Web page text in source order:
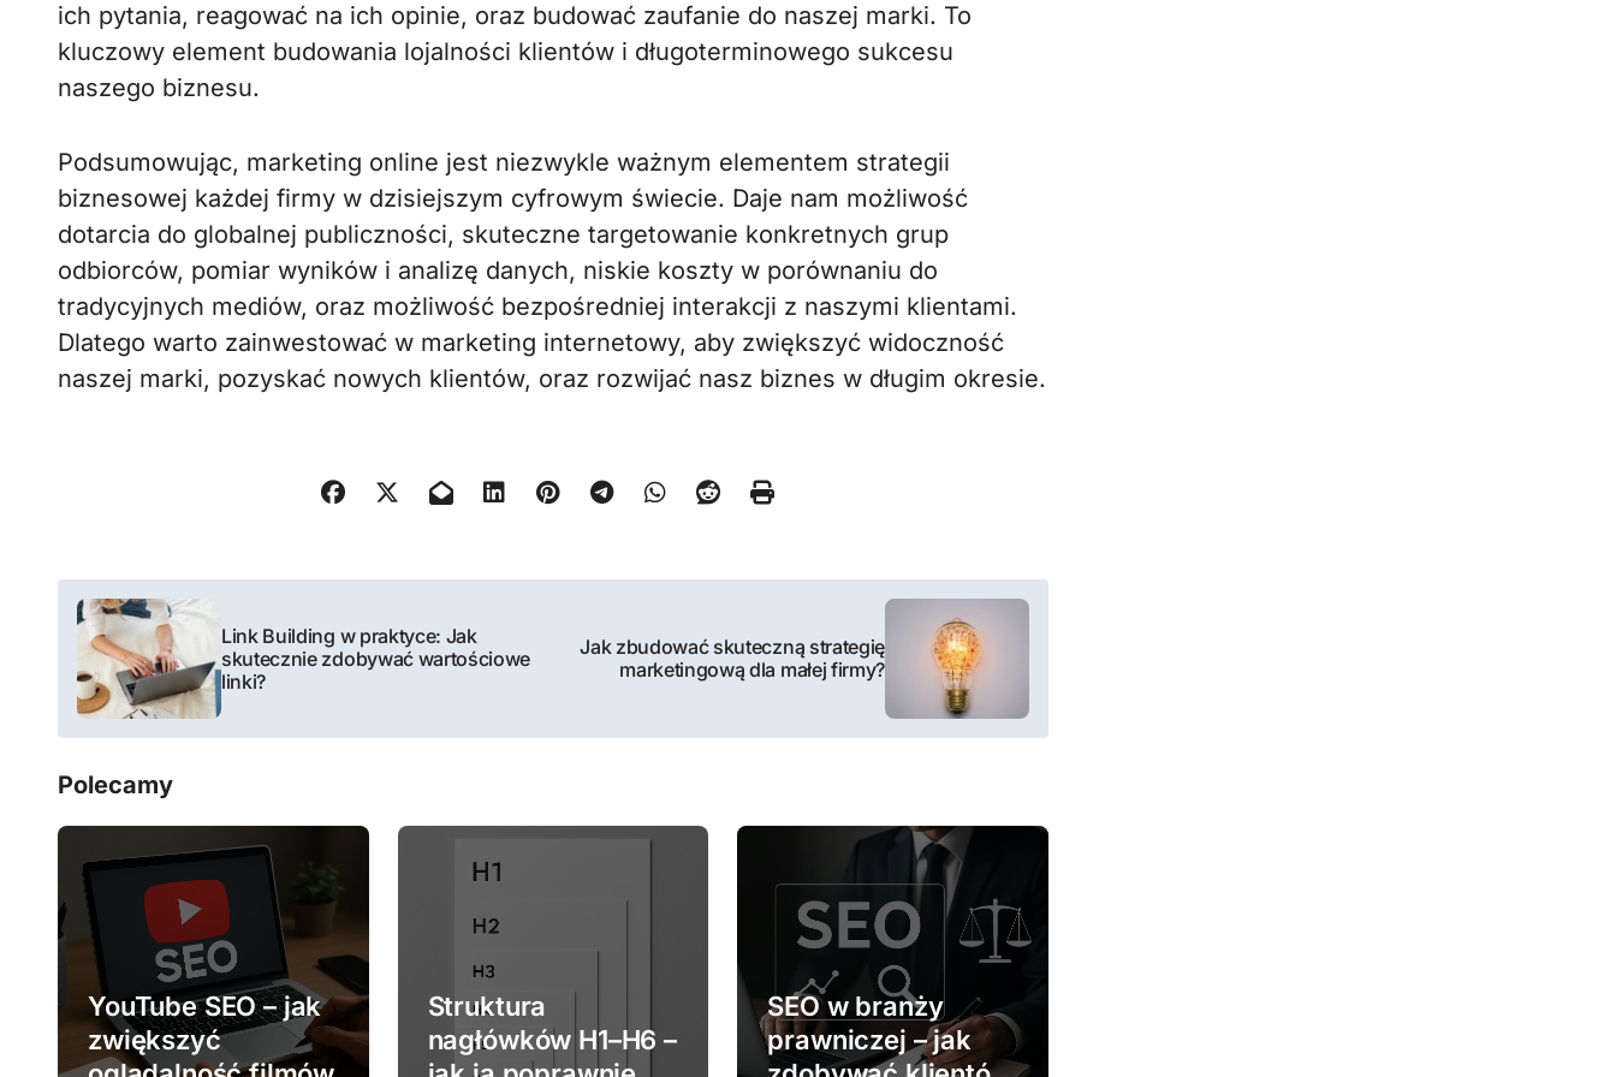
ich pytania, reagować na ich opinie, oraz budować zaufanie do naszej marki. To
kluczowy element budowania lojalności klientów i długoterminowego sukcesu
naszego biznesu.
Podsumowując, marketing online jest niezwykle ważnym elementem strategii
biznesowej każdej firmy w dzisiejszym cyfrowym świecie. Daje nam możliwość
dotarcia do globalnej publiczności, skuteczne targetowanie konkretnych grup
odbiorców, pomiar wyników i analizę danych, niskie koszty w porównaniu do
tradycyjnych mediów, oraz możliwość bezpośredniej interakcji z naszymi klientami.
Dlatego warto zainwestować w marketing internetowy, aby zwiększyć widoczność
naszej marki, pozyskać nowych klientów, oraz rozwijać nasz biznes w długim okresie.
N
w
i
g
a
c
j
a
Link Building w praktyce: Jak
skutecznie zdobywać wartościowe
linki?
Jak zbudować skuteczną strategię
marketingową dla małej firmy?
Polecamy
YouTube SEO – jak
zwiększyć
Struktura
nagłówków H1–H6 –
SEO w branży
prawniczej – jak